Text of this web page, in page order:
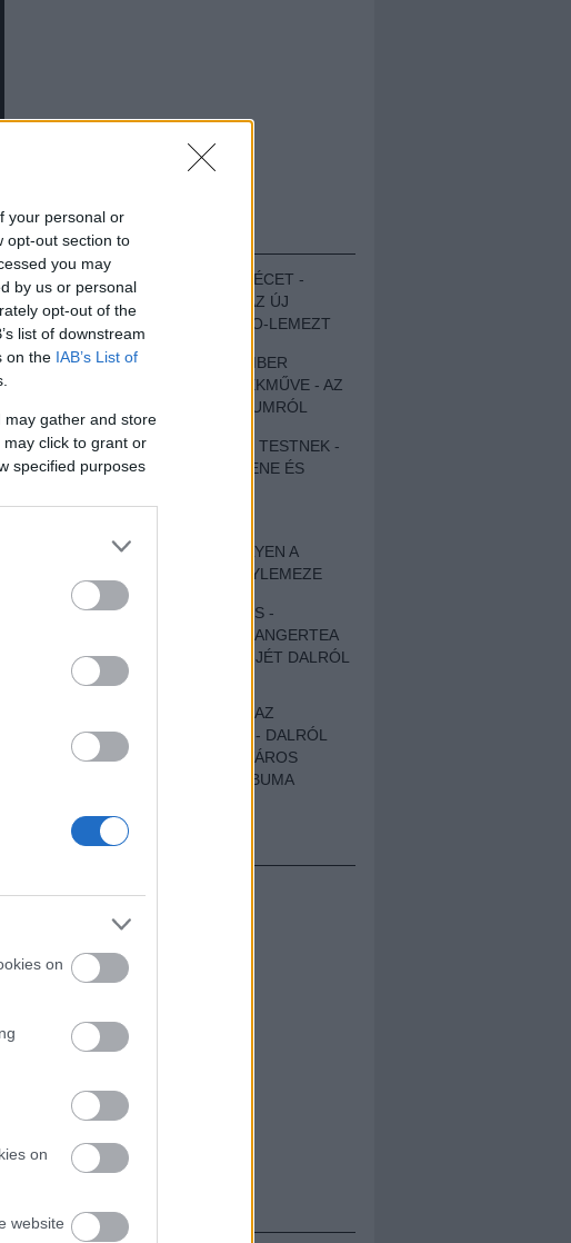
your personal or
opt-out section to
you may
by us or personal
opt-out of the
list of downstream
on the IAB’s List of
may gather and store
click to grant or
specified purposes
on
on
website
EZT HALLGASD!
MEGUGROTTÁK A LÉCET -
MEGHALLGATTUK AZ ÚJ
PROTEST THE HERO-LEMEZT
EGY DÜHÖS VÉNEMBER
UNIVERZÁLIS REMEKMŰVE - AZ
ÚJ BOB DYLAN-ALBUMRÓL
ZENE LÉLEKNEK ÉS TESTNEK -
AUTENTIKUS NÉPZENE ÉS
SZOMORKODÁS - ILYEN A
KATATONIA ÚJ NAGYLEMEZE
CROCODILE NERVES -
HALLGASD MEG AZ ANGERTEA
MA MEGJELENT EP-JÉT DALRÓL
DALRA!
A FELELŐSSÉGTŐL AZ
ELLOPOTT FÖLDIG - DALRÓL
DALRA A KÉPZELT VÁROS
SAMIZDAT CÍMŰ ALBUMA
HIRDETÉS
BESZÁMOLÓK